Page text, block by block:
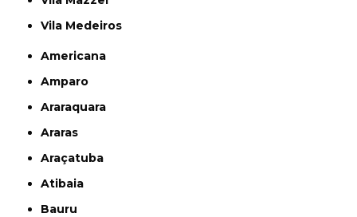
Vila Medeiros
Americana
Amparo
Araraquara
Araras
Araçatuba
Atibaia
Bauru